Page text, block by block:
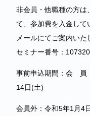
非会員・他職種の方は
て、参加費を入金し
メールにてご案内いた
セミナー番号：107320
事前申込期間：会 員
14日(土)
会員外：令和5年1月4